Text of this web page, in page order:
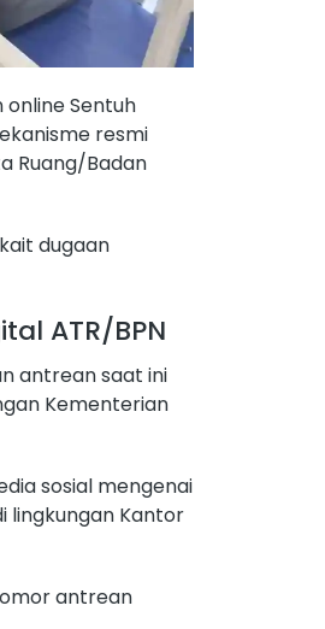
Sentuh
resmi
Ruang/Badan
dugaan
ATR/BPN
antrean saat ini
Kementerian
sosial mengenai
lingkungan Kantor
antrean